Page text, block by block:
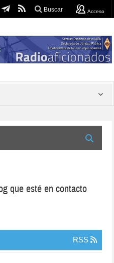
Buscar Acceso
que esté en contacto
RSS